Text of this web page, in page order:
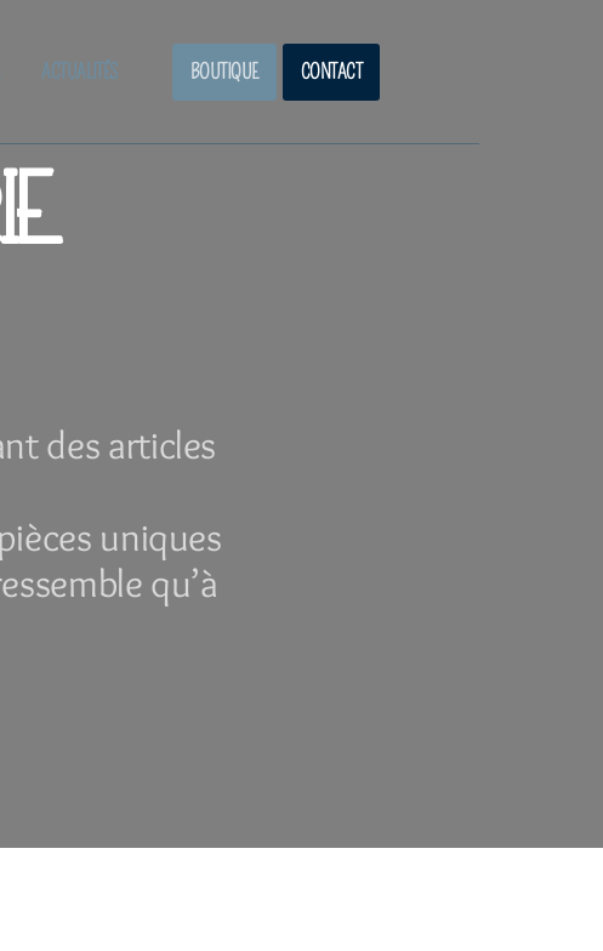
ACTUALITÉS BOUTIQUE CONTACT
des articles
uniques
qu’à